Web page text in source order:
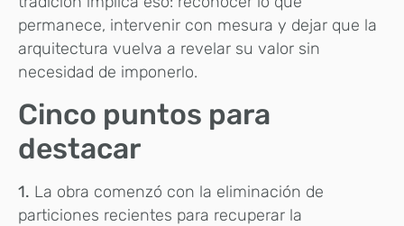
permanece, intervenir con mesura y dejar que la
arquitectura vuelva a revelar su valor sin
necesidad de imponerlo.
Cinco puntos para
destacar
1. La obra comenzó con la eliminación de
particiones recientes para recuperar la